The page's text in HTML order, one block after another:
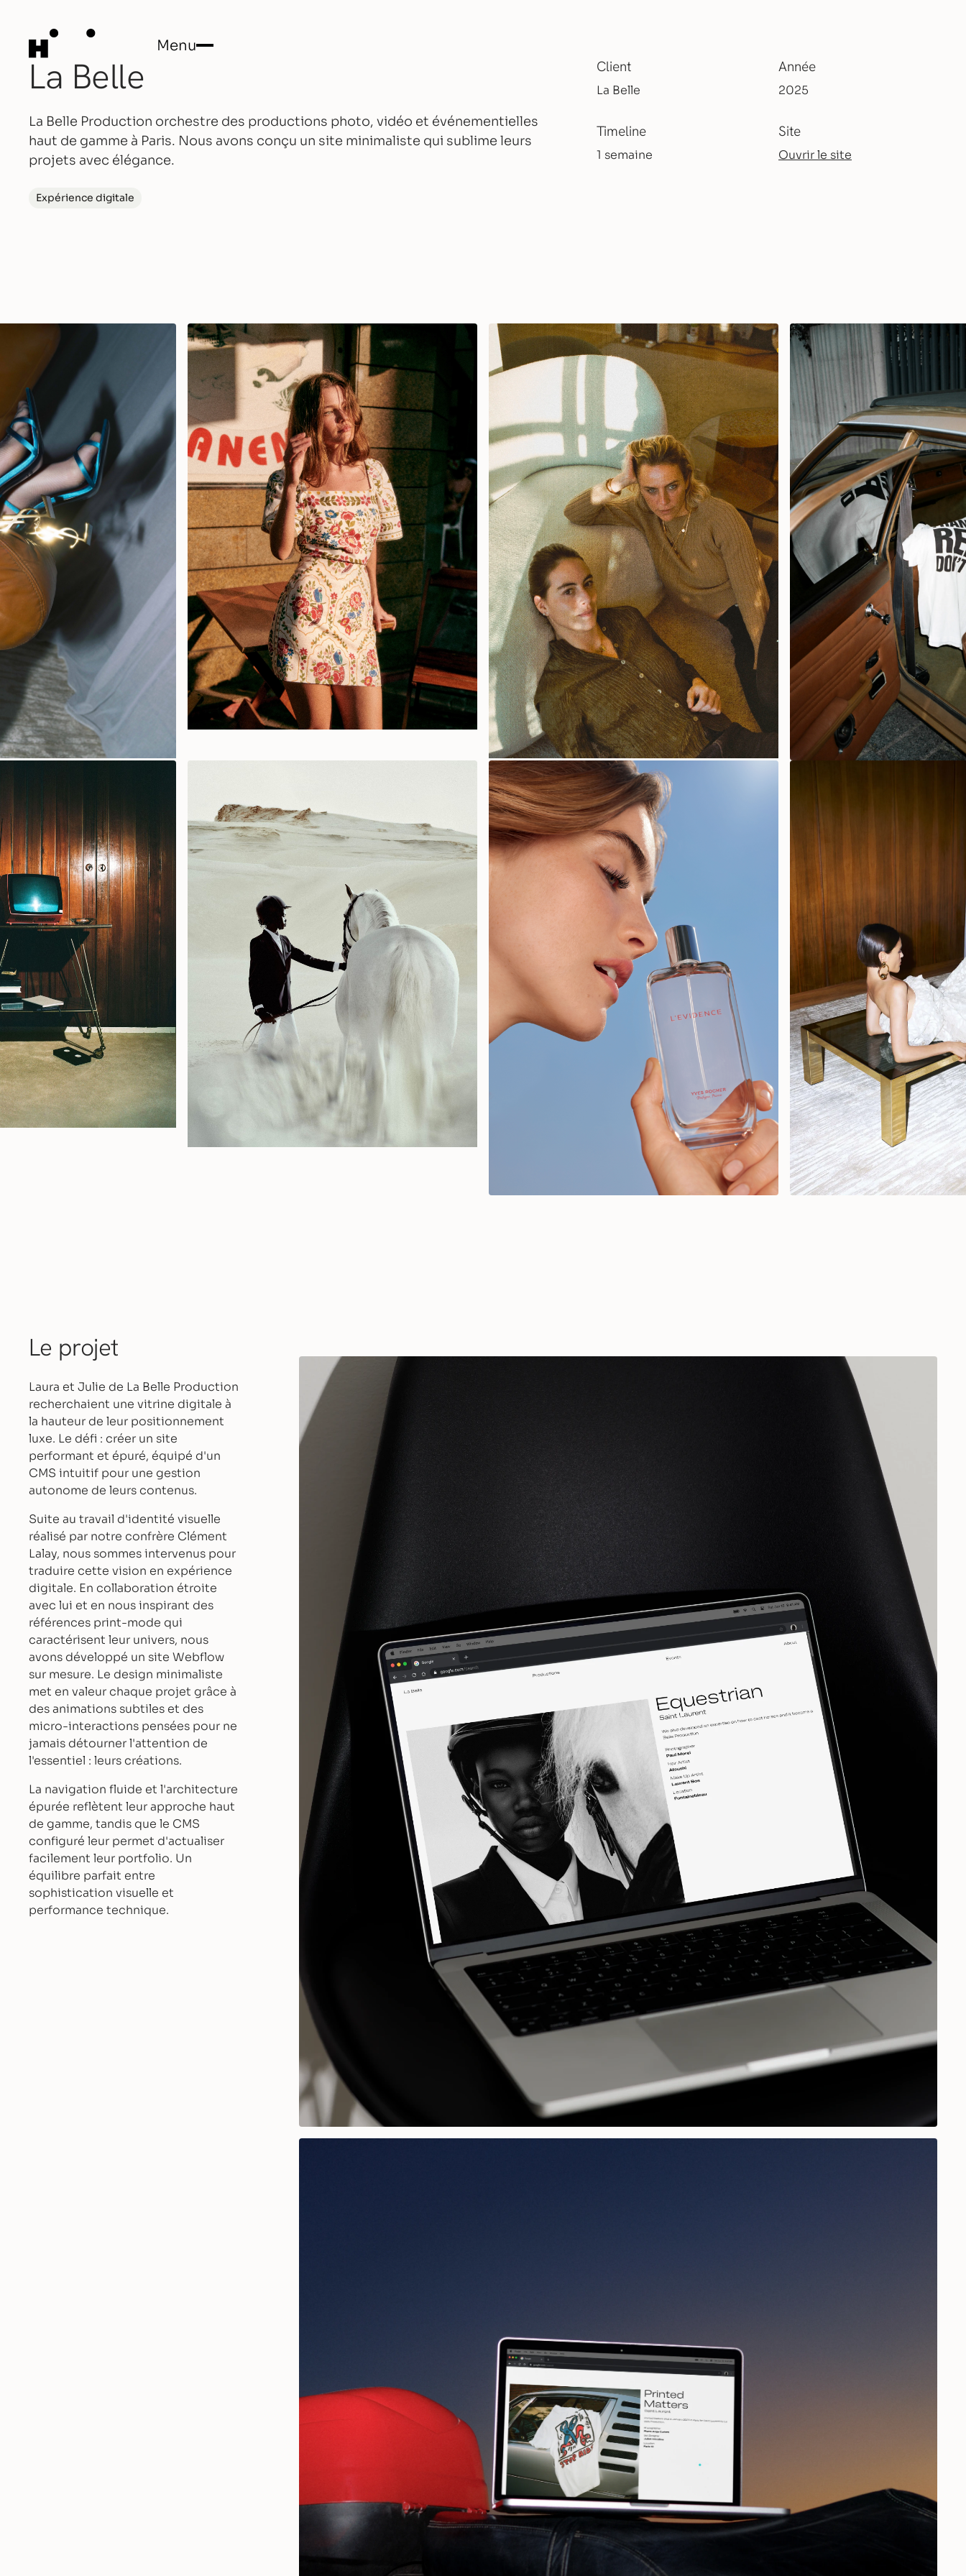
Menu
La Belle
La Belle Production orchestre des productions photo, vidéo et événementielles
haut de gamme à Paris. Nous avons conçu un site minimaliste qui sublime leurs
projets avec élégance.
Expérience digitale
Client
La Belle
Année
2025
Timeline
1 semaine
Site
Ouvrir le site
Le projet
Laura et Julie de La Belle Production
recherchaient une vitrine digitale à
la hauteur de leur positionnement
luxe. Le défi : créer un site
performant et épuré, équipé d'un
CMS intuitif pour une gestion
autonome de leurs contenus.
Suite au travail d'identité visuelle
réalisé par notre confrère Clément
Lalay, nous sommes intervenus pour
traduire cette vision en expérience
digitale. En collaboration étroite
avec lui et en nous inspirant des
références print-mode qui
caractérisent leur univers, nous
avons développé un site Webflow
sur mesure. Le design minimaliste
met en valeur chaque projet grâce à
des animations subtiles et des
micro-interactions pensées pour ne
jamais détourner l'attention de
l'essentiel : leurs créations.
La navigation fluide et l'architecture
épurée reflètent leur approche haut
de gamme, tandis que le CMS
configuré leur permet d'actualiser
facilement leur portfolio. Un
équilibre parfait entre
sophistication visuelle et
performance technique.